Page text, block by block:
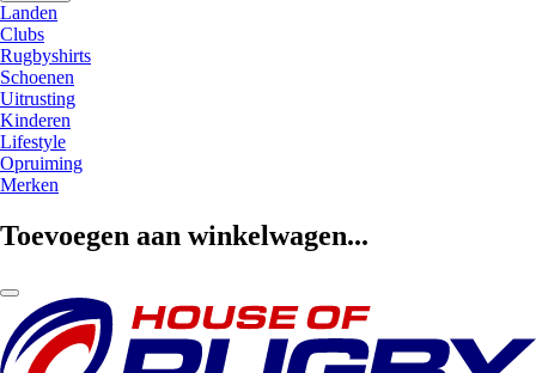
Landen
Clubs
Rugbyshirts
Schoenen
Uitrusting
Kinderen
Lifestyle
Opruiming
Merken
Toevoegen aan winkelwagen...